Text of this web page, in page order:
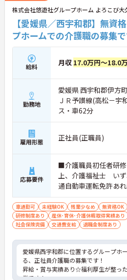
株式会社悠遊社グループホーム よろこび大
【愛媛県／西宇和郡】無資
プホームでの介護職の募集
給料 月収 17.0万円～18.0
勤務地
愛媛県 西宇和郡伊方
ＪＲ予讃線(高松－宇
ス・車62分
雇用形態 正社員(正職員)
応募要件
■介護職員初任者研
上、介護福祉士 い
通自動車運転免許あ
可）■無資格可■経
車通勤可 未経験OK 残業少なめ 無資格OK
研修制度あり
産休･育休･介護休暇取得実績あり
社会保険完備
交通費支給 退職金制度あり
愛媛県西宇和郡に位置するグループホ
る、正社員介護職の募集です！
昇給・賞与実績あり☆福利厚生が整っ
業です！